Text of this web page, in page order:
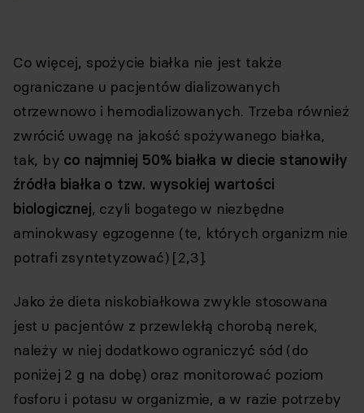
Co więcej, spożycie białka nie jest także
ograniczane u pacjentów dializowanych
otrzewnowo i hemodializowanych. Trzeba również
zwrócić uwagę na jakość spożywanego białka,
tak, by co najmniej 50% białka w diecie stanowiły
źródła białka o tzw. wysokiej wartości
biologicznej, czyli bogatego w niezbędne
aminokwasy egzogenne (te, których organizm nie
potrafi zsyntetyzować) [2,3].
Jako że dieta niskobiałkowa zwykle stosowana
jest u pacjentów z przewlekłą chorobą nerek,
należy w niej dodatkowo ograniczyć sód (do
poniżej 2 g na dobę) oraz monitorować poziom
fosforu i potasu w organizmie, a w razie potrzeby